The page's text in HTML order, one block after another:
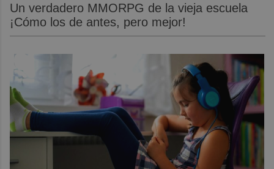
Un verdadero MMORPG de la vieja escuela
¡Cómo los de antes, pero mejor!